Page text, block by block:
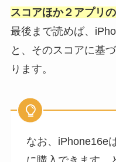
スコアほか２アプリ
最後まで読めば、
と、そのスコアに基
ります。
なお、iPhone16e